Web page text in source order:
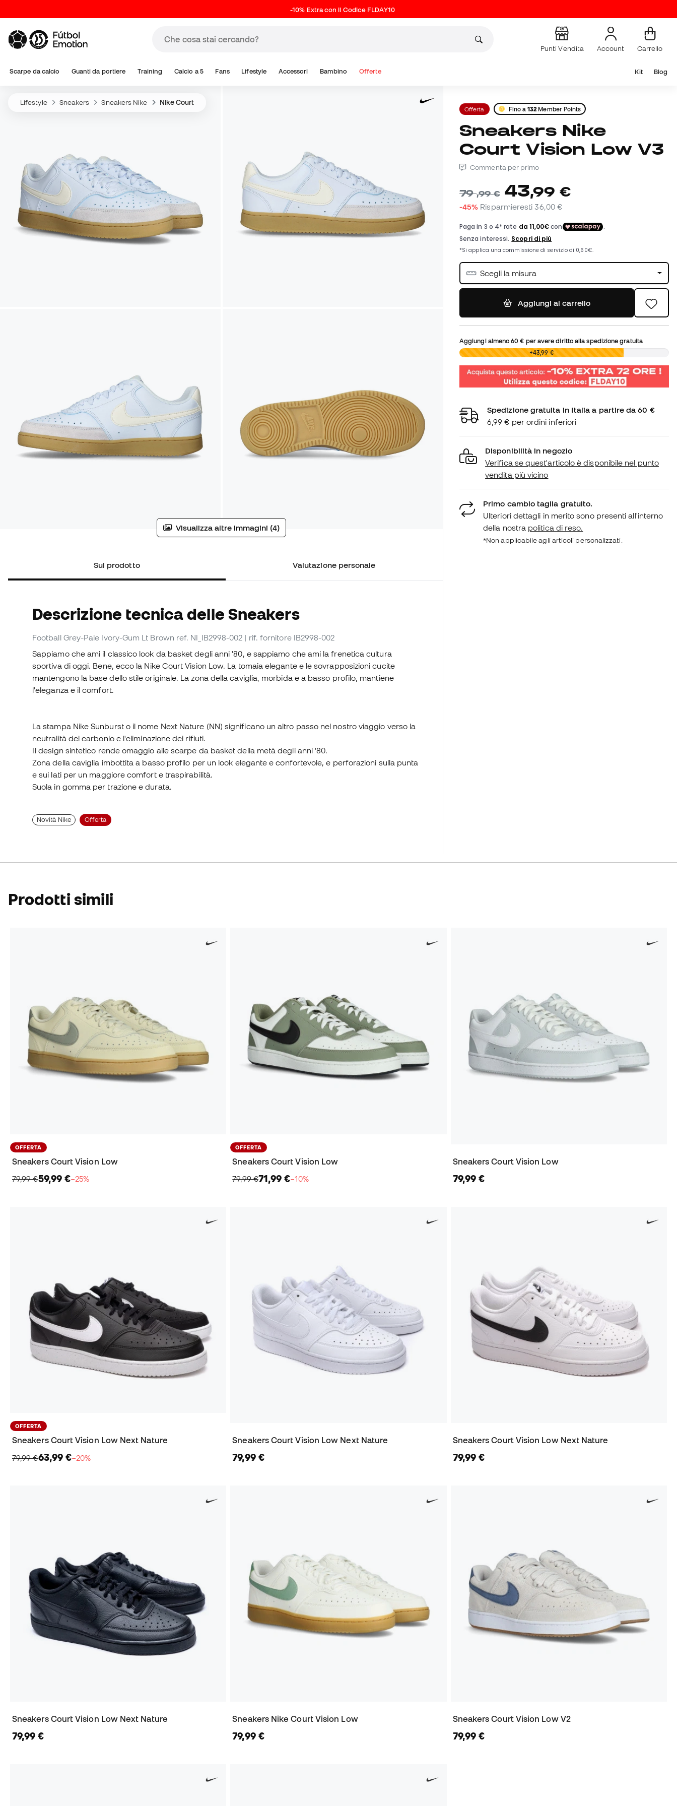
-10% Extra con il Codice FLDAY10
Punti Vendita Account Carrello
Scarpe da calcio Guanti da portiere Training Calcio a 5 Fans Lifestyle Accessori Bambino Offerte Kit Blog
Lifestyle Sneakers Sneakers Nike Nike Court
Visualizza altre immagini (4)
Sul prodotto Valutazione personale
Descrizione tecnica delle Sneakers
Football Grey-Pale Ivory-Gum Lt Brown ref. NI_IB2998-002 | rif. fornitore IB2998-002
Sappiamo che ami il classico look da basket degli anni '80, e sappiamo che ami la frenetica cultura
sportiva di oggi. Bene, ecco la Nike Court Vision Low. La tomaia elegante e le sovrapposizioni cucite
mantengono la base dello stile originale. La zona della caviglia, morbida e a basso profilo, mantiene
l'eleganza e il comfort.
La stampa Nike Sunburst o il nome Next Nature (NN) significano un altro passo nel nostro viaggio verso la
neutralità del carbonio e l'eliminazione dei rifiuti.
Il design sintetico rende omaggio alle scarpe da basket della metà degli anni '80.
Zona della caviglia imbottita a basso profilo per un look elegante e confortevole, e perforazioni sulla punta
e sui lati per un maggiore comfort e traspirabilità.
Suola in gomma per trazione e durata.
Novità Nike Offerta
Offerta Fino a132 Member Points
Sneakers Nike
Court Vision Low V3
Commenta per primo
79,99 € 43,99 €
-45% Risparmieresti36,00 €
Scegli la misura
Aggiungi al carrello
Aggiungi almeno60 € per avere diritto alla spedizione gratuita
0,00 € +43,99 €
Spedizione gratuita in Italia a partire da 60 €
6,99 € per ordini inferiori
Disponibilità in negozio
Verifica se quest'articolo è disponibile nel punto
vendita più vicino
Primo cambio taglia gratuito.
Ulteriori dettagli in merito sono presenti all'interno
della nostra politica di reso.
*Non applicabile agli articoli personalizzati.
Prodotti simili
OFFERTA
Sneakers Court Vision Low
79,99 €59,99 €−25%
OFFERTA
Sneakers Court Vision Low
79,99 €71,99 €−10%
Sneakers Court Vision Low
79,99 €
OFFERTA
Sneakers Court Vision Low Next Nature
79,99 €63,99 €−20%
Sneakers Court Vision Low Next Nature
79,99 €
Sneakers Court Vision Low Next Nature
79,99 €
Sneakers Court Vision Low Next Nature
79,99 €
Sneakers Nike Court Vision Low
79,99 €
Sneakers Court Vision Low V2
79,99 €